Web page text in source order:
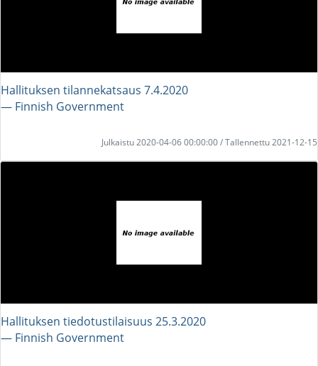
Hallituksen tilannekatsaus 7.4.2020
― Finnish Government
Julkaistu 2020-04-06 00:00:00 / Tallennettu 2021-12-15
Hallituksen tiedotustilaisuus 25.3.2020
― Finnish Government